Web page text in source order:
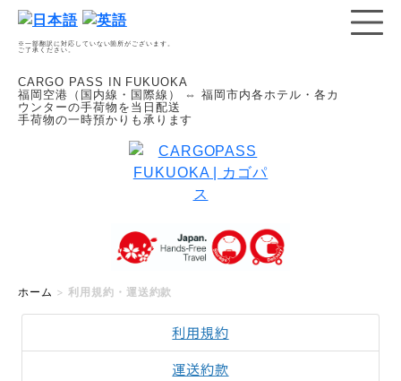
※一部翻訳に対応していない箇所がございます。
ご了承ください。
CARGO PASS IN FUKUOKA
福岡空港（国内線・国際線） ⇔ 福岡市内各ホテル・各カ
ウンターの手荷物を当日配送
手荷物の一時預かりも承ります
ホーム > 利用規約・運送約款
利用規約
運送約款